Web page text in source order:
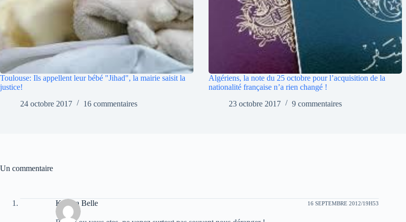
Toulouse: Ils appellent leur bébé "Jihad", la mairie saisit la
justice!
24 octobre 2017
16 commentaires
Algériens, la note du 25 octobre pour l’acquisition de la
nationalité française n’a rien changé !
23 octobre 2017
9 commentaires
Un commentaire
Karima Belle 16 SEPTEMBRE 2012/19H53